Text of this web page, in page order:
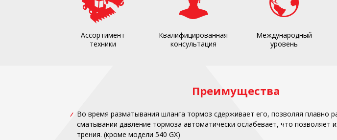
Ассортимент
техники
Квалифицированная
консультация
Международный
уровень
Преимущества
Во время разматывания шланга тормоз сдерживает его, позволяя плавно
сматывании давление тормоза автоматически ослабевает, что позволяет
трения. (кроме модели 540 GX)